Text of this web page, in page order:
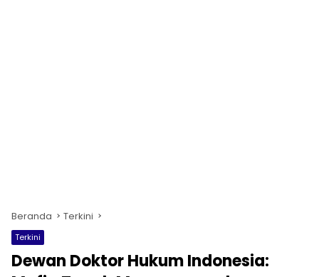
Beranda Terkini
Terkini
Dewan Doktor Hukum Indonesia: